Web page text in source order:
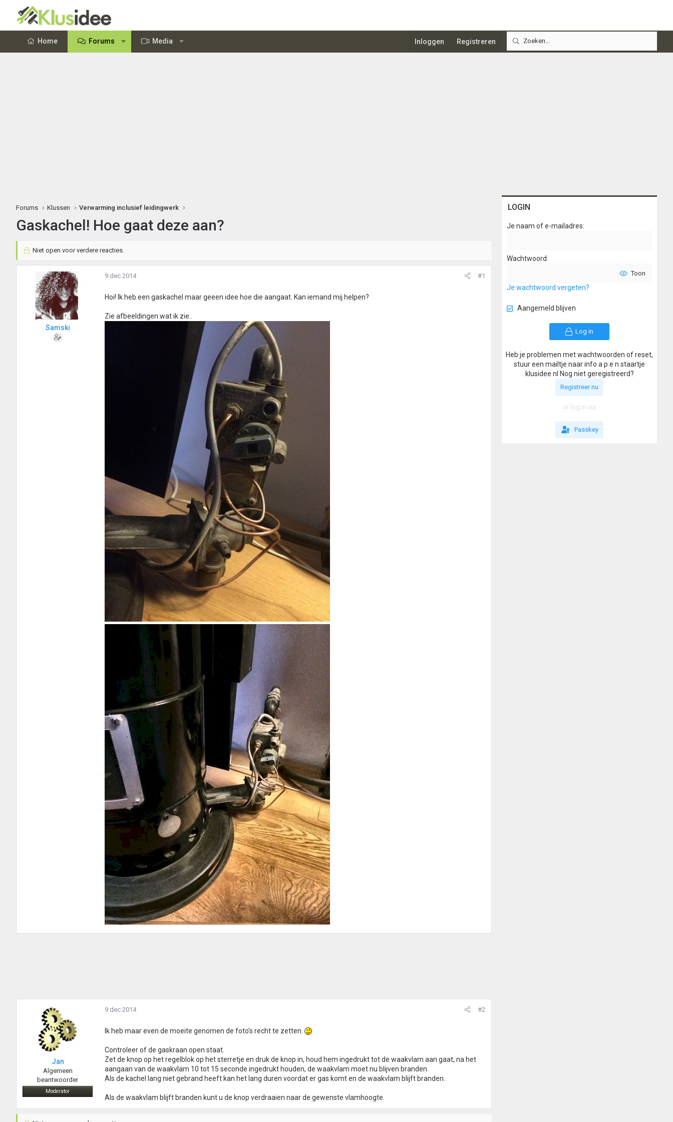
Home Forums Media Inloggen Registreren
Forums Klussen Verwarming inclusief leidingwerk
Gaskachel! Hoe gaat deze aan?
Niet open voor verdere reacties.
Samski
9 dec 2014 #1
Hoi! Ik heb een gaskachel maar geeen idee hoe die aangaat. Kan iemand mij helpen?
Zie afbeeldingen wat ik zie..
Jan
Algemeen
beantwoorder
Moderator
9 dec 2014 #2
Ik heb maar even de moeite genomen de foto's recht te zetten.
Controleer of de gaskraan open staat.
Zet de knop op het regelblok op het sterretje en druk de knop in, houd hem ingedrukt tot de waakvlam aan gaat, na het
aangaan van de waakvlam 10 tot 15 seconde ingedrukt houden, de waakvlam moet nu blijven branden.
Als de kachel lang niet gebrand heeft kan het lang duren voordat er gas komt en de waakvlam blijft branden.
Als de waakvlam blijft branden kunt u de knop verdraaien naar de gewenste vlamhoogte.
LOGIN
Je naam of e-mailadres
Wachtwoord
Toon
Je wachtwoord vergeten?
Aangemeld blijven
Log in
Heb je problemen met wachtwoorden of reset,
stuur een mailtje naar info a p e n staartje
klusidee nl Nog niet geregistreerd?
Registreer nu
or log in via
Passkey